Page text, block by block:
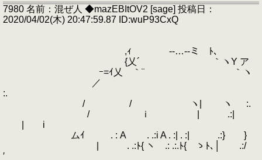
7980 名前：混ぜ人 ◆mazEBItOV2 [sage] 投稿日：
2020/04/02(木) 20:47:59.87 ID:wuP93CxQ
,ｨ -‐…‐-ミ ﾄ､
{乂´ ｀ヽY ア
ｰ=ｲ乂 ｀¨ ｀ヽ
／
:.
/ / ヽ| ヽ :.
/ ｉ | .:|
| i
ムｲ . : A . .:i A . :| . :| .:} }
| . .:ﾄ{ ヽ .: .:.ﾄ{ ゝﾄ､│ .:/
′